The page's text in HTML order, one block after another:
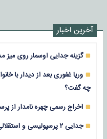
آخرین اخبار
گزینه جدایی اوسمار روی میز
وریا غفوری بعد از دیدار با
چه گفت؟
اخراج رسمی چهره نامدار از
جدایی ۲ پرسپولیسی و استقلالی در یک روز